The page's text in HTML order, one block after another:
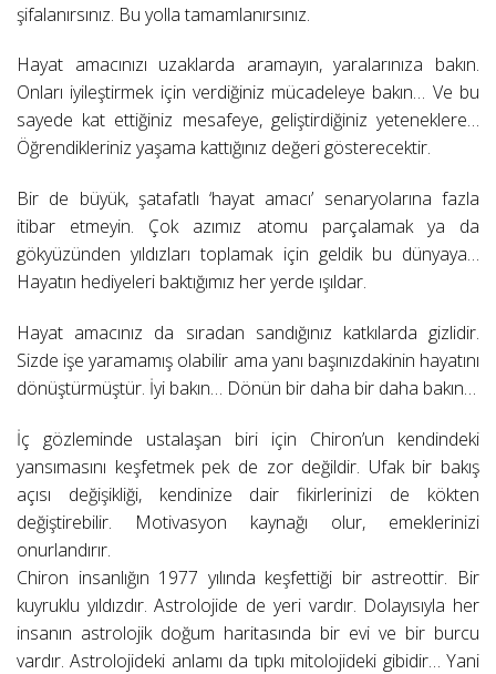
şifalanırsınız. Bu yolla tamamlanırsınız.
Hayat amacınızı uzaklarda aramayın, yaralarınıza bakın.
Onları iyileştirmek için verdiğiniz mücadeleye bakın… Ve bu
sayede kat ettiğiniz mesafeye, geliştirdiğiniz yeteneklere…
Öğrendikleriniz yaşama kattığınız değeri gösterecektir.
Bir de büyük, şatafatlı ‘hayat amacı’ senaryolarına fazla
itibar etmeyin. Çok azımız atomu parçalamak ya da
gökyüzünden yıldızları toplamak için geldik bu dünyaya…
Hayatın hediyeleri baktığımız her yerde ışıldar.
Hayat amacınız da sıradan sandığınız katkılarda gizlidir.
Sizde işe yaramamış olabilir ama yanı başınızdakinin hayatını
dönüştürmüştür. İyi bakın… Dönün bir daha bir daha bakın…
İç gözleminde ustalaşan biri için Chiron’un kendindeki
yansımasını keşfetmek pek de zor değildir. Ufak bir bakış
açısı değişikliği, kendinize dair fikirlerinizi de kökten
değiştirebilir. Motivasyon kaynağı olur, emeklerinizi
onurlandırır.
Chiron insanlığın 1977 yılında keşfettiği bir astreottir. Bir
kuyruklu yıldızdır. Astrolojide de yeri vardır. Dolayısıyla her
insanın astrolojik doğum haritasında bir evi ve bir burcu
vardır. Astrolojideki anlamı da tıpkı mitolojideki gibidir… Yani